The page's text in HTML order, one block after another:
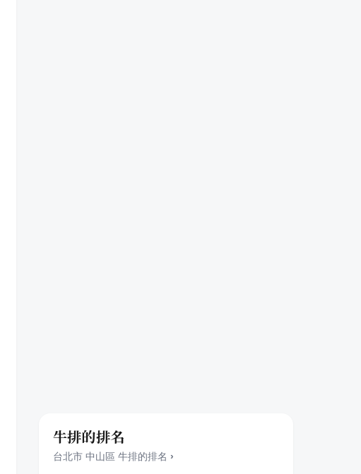
牛排的排名
台北市 中山區 牛排的排名 ›